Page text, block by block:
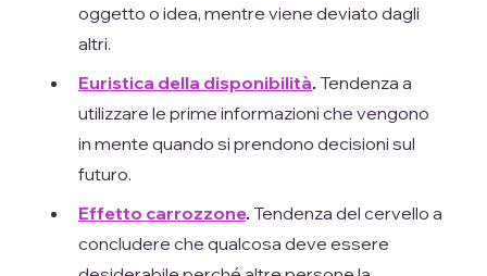
oggetto o idea, mentre viene deviato dagli
altri.
Euristica della disponibilità. Tendenza a
utilizzare le prime informazioni che vengono
in mente quando si prendono decisioni sul
futuro.
Effetto carrozzone. Tendenza del cervello a
concludere che qualcosa deve essere